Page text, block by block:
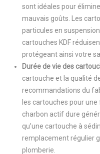
sont idéales pour
mauvais goûts. Les
particules en
cartouches KDF
protégeant ainsi votre
Durée de vie des
cartouche et la qualité
recommandations du
les cartouches pour
charbon actif dure
qu’une cartouche à
remplacement régulier
plomberie.